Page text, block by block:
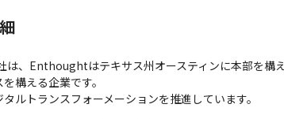
、Enthoughtはテキサス州オースティンに本部を構
構える企業です。
ルトランスフォーメーションを推進しています。